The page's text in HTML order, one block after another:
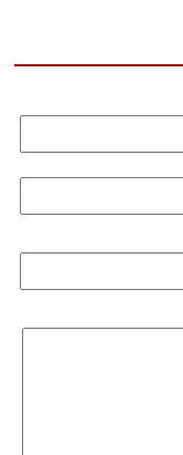
فيديو